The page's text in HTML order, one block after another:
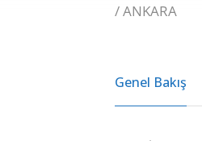
/ ANKARA
Genel Bakış